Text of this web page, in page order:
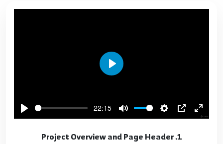
-22:15
Play
1. Project Overview and Page Header